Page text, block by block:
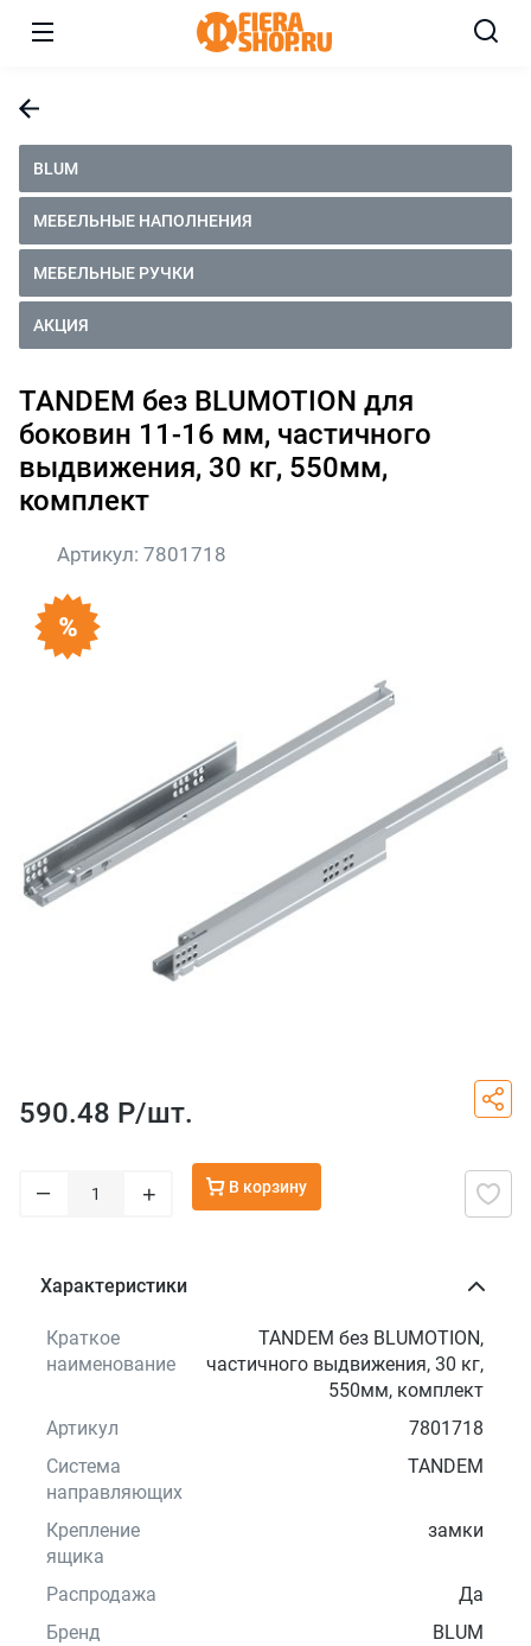
BLUM
МЕБЕЛЬНЫЕ НАПОЛНЕНИЯ
МЕБЕЛЬНЫЕ РУЧКИ
АКЦИЯ
TANDEM без BLUMOTION для
боковин 11-16 мм, частичного
выдвижения, 30 кг, 550мм,
комплект
Артикул: 7801718
590.48 Р/шт.
– + В корзину
Характеристики
Краткое
наименование
TANDEM без BLUMOTION,
частичного выдвижения, 30 кг,
550мм, комплект
Артикул
7801718
Система
направляющих
TANDEM
Крепление
ящика
замки
Распродажа
Да
Бренд
BLUM